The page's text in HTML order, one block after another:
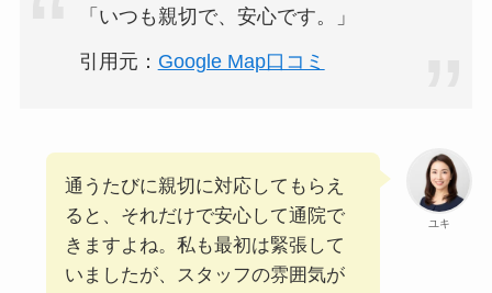
「いつも親切で、安心です。」
引用元： Google Map口コミ
ユキ
通うたびに親切に対応してもらえ
ると、それだけで安心して通院で
きますよね。私も最初は緊張して
いましたが、スタッフの雰囲気が